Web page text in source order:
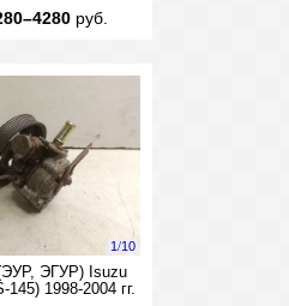
руб.
1/10
ЭГУР) Isuzu
145) 1998-2004 гг.